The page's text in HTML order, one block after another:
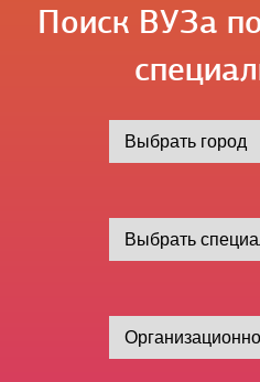
Поиск ВУЗа